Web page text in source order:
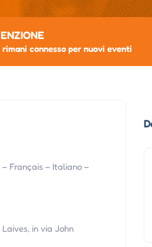
connesso per nuovi eventi
Français – Italiano –
in via John